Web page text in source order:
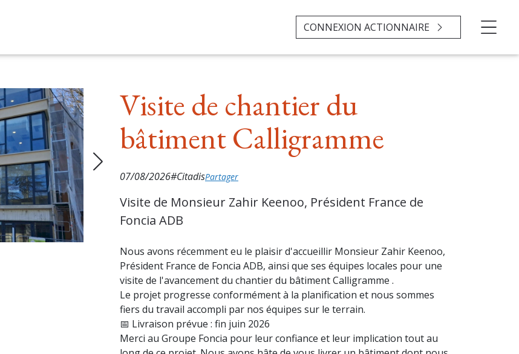
CONNEXION ACTIONNAIRE
Visite de chantier du
bâtiment Calligramme
07/08/2026#CitadisPartager
Visite de Monsieur Zahir Keenoo, Président France de
Foncia ADB
Nous avons récemment eu le plaisir d'accueillir Monsieur Zahir Keenoo,
Président France de Foncia ADB, ainsi que ses équipes locales pour une
visite de l'avancement du chantier du bâtiment Calligramme .
Le projet progresse conformément à la planification et nous sommes
fiers du travail accompli par nos équipes sur le terrain.
📅 Livraison prévue : fin juin 2026
Merci au Groupe Foncia pour leur confiance et leur implication tout au